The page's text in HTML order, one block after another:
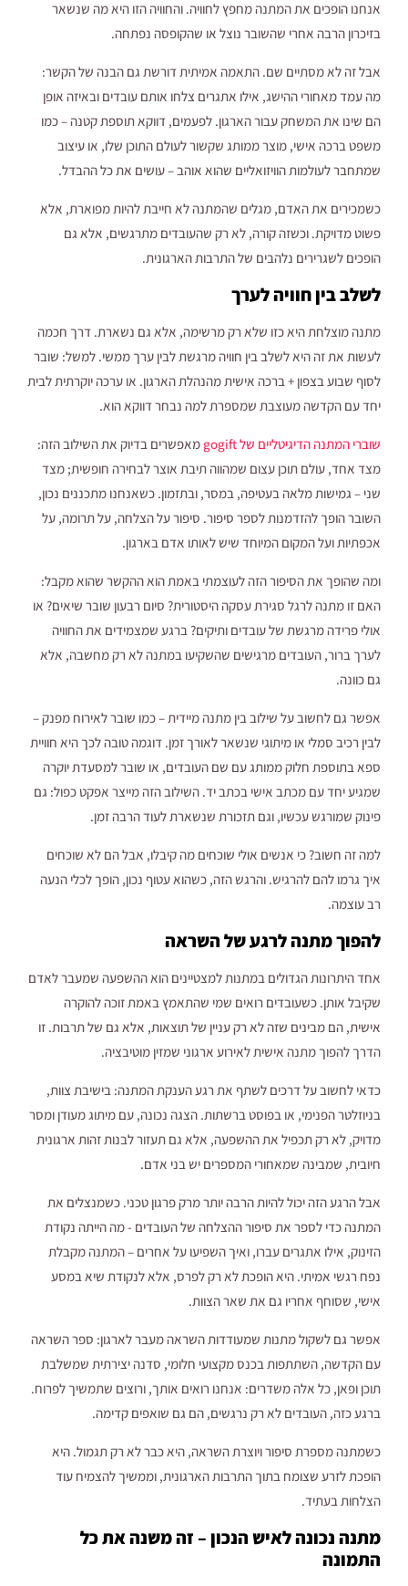
אנחנו הופכים את המתנה מחפץ לחוויה. והחוויה הזו היא מה שנשאר
בזיכרון הרבה אחרי שהשובר נוצל או שהקופסה נפתחה.
אבל זה לא מסתיים שם. התאמה אמיתית דורשת גם הבנה של הקשר:
מה עמד מאחורי ההישג, אילו אתגרים צלחו אותם עובדים ובאיזה אופן
הם שינו את המשחק עבור הארגון. לפעמים, דווקא תוספת קטנה – כמו
משפט ברכה אישי, מוצר ממותג שקשור לעולם התוכן שלו, או עיצוב
שמתחבר לעולמות הוויזואליים שהוא אוהב – עושים את כל ההבדל.
כשמכירים את האדם, מגלים שהמתנה לא חייבת להיות מפוארת, אלא
פשוט מדויקת. וכשזה קורה, לא רק שהעובדים מתרגשים, אלא גם
הופכים לשגרירים נלהבים של התרבות הארגונית.
לשלב בין חוויה לערך
מתנה מוצלחת היא כזו שלא רק מרשימה, אלא גם נשארת. דרך חכמה
לעשות את זה היא לשלב בין חוויה מרגשת לבין ערך ממשי. למשל: שובר
לסוף שבוע בצפון + ברכה אישית מהנהלת הארגון. או ערכה יוקרתית לבית
יחד עם הקדשה מעוצבת שמספרת למה נבחר דווקא הוא.
שוברי המתנה הדיגיטליים של gogift
מאפשרים בדיוק את השילוב הזה:
מצד אחד, עולם תוכן עצום שמהווה תיבת אוצר לבחירה חופשית; מצד
שני – גמישות מלאה בעטיפה, במסר, ובתזמון. כשאנחנו מתכננים נכון,
השובר הופך להזדמנות לספר סיפור. סיפור על הצלחה, על תרומה, על
אכפתיות ועל המקום המיוחד שיש לאותו אדם בארגון.
ומה שהופך את הסיפור הזה לעוצמתי באמת הוא ההקשר שהוא מקבל:
האם זו מתנה לרגל סגירת עסקה היסטורית? סיום רבעון שובר שיאים? או
אולי פרידה מרגשת של עובדים ותיקים? ברגע שמצמידים את החוויה
לערך ברור, העובדים מרגישים שהשקיעו במתנה לא רק מחשבה, אלא
גם כוונה.
אפשר גם לחשוב על שילוב בין מתנה מיידית – כמו שובר לאירוח מפנק –
לבין רכיב סמלי או מיתוגי שנשאר לאורך זמן. דוגמה טובה לכך היא חוויית
ספא בתוספת חלוק ממותג עם שם העובדים, או שובר למסעדת יוקרה
שמגיע יחד עם מכתב אישי בכתב יד. השילוב הזה מייצר אפקט כפול: גם
פינוק שמורגש עכשיו, וגם תזכורת שנשארת לעוד הרבה זמן.
למה זה חשוב? כי אנשים אולי שוכחים מה קיבלו, אבל הם לא שוכחים
איך גרמו להם להרגיש. והרגש הזה, כשהוא עטוף נכון, הופך לכלי הנעה
רב עוצמה.
להפוך מתנה לרגע של השראה
אחד היתרונות הגדולים במתנות למצטיינים הוא ההשפעה שמעבר לאדם
שקיבל אותן. כשעובדים רואים שמי שהתאמץ באמת זוכה להוקרה
אישית, הם מבינים שזה לא רק עניין של תוצאות, אלא גם של תרבות. זו
הדרך להפוך מתנה אישית לאירוע ארגוני שמזין מוטיבציה.
כדאי לחשוב על דרכים לשתף את רגע הענקת המתנה: בישיבת צוות,
בניוזלטר הפנימי, או בפוסט ברשתות. הצגה נכונה, עם מיתוג מעודן ומסר
מדויק, לא רק תכפיל את ההשפעה, אלא גם תעזור לבנות זהות ארגונית
חיובית, שמבינה שמאחורי המספרים יש בני אדם.
אבל הרגע הזה יכול להיות הרבה יותר מרק פרגון טכני. כשמנצלים את
המתנה כדי לספר את סיפור ההצלחה של העובדים - מה הייתה נקודת
הזינוק, אילו אתגרים עברו, ואיך השפיעו על אחרים – המתנה מקבלת
נפח רגשי אמיתי. היא הופכת לא רק לפרס, אלא לנקודת שיא במסע
אישי, שסוחף אחריו גם את שאר הצוות.
אפשר גם לשקול מתנות שמעודדות השראה מעבר לארגון: ספר השראה
עם הקדשה, השתתפות בכנס מקצועי חלומי, סדנה יצירתית שמשלבת
תוכן ופאן, כל אלה משדרים: אנחנו רואים אותך, ורוצים שתמשיך לפרוח.
ברגע כזה, העובדים לא רק נרגשים, הם גם שואפים קדימה.
כשמתנה מספרת סיפור ויוצרת השראה, היא כבר לא רק תגמול. היא
הופכת לזרע שצומח בתוך התרבות הארגונית, וממשיך להצמיח עוד
הצלחות בעתיד.
מתנה נכונה לאיש הנכון – זה משנה את כל
התמונה